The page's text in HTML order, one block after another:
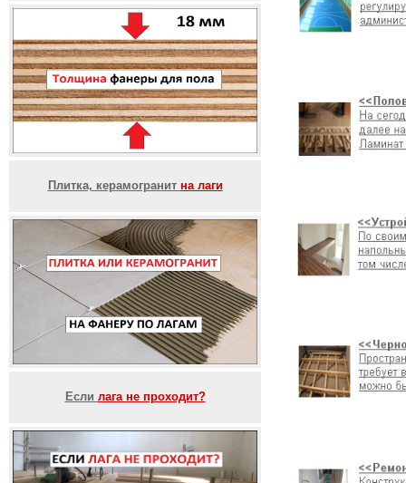
Плитка, керамогранит на лаги
Если лага не проходит?